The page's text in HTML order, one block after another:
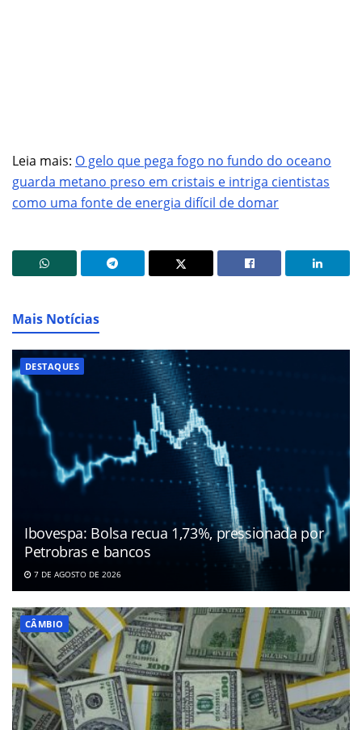
Leia mais: O gelo que pega fogo no fundo do oceano
guarda metano preso em cristais e intriga cientistas
como uma fonte de energia difícil de domar
Mais Notícias
DESTAQUES
Ibovespa: Bolsa recua 1,73%, pressionada por
Petrobras e bancos
7 DE AGOSTO DE 2026
CÂMBIO